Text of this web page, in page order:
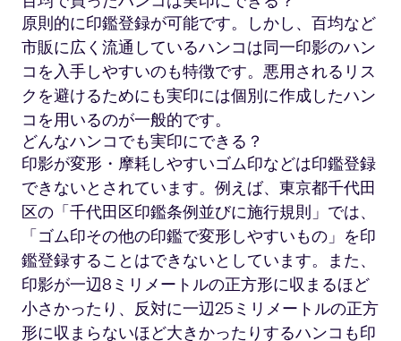
原則的に印鑑登録が可能です。しかし、百均など
市販に広く流通しているハンコは同一印影のハン
コを入手しやすいのも特徴です。悪用されるリス
クを避けるためにも実印には個別に作成したハン
コを用いるのが一般的です。
どんなハンコでも実印にできる？
印影が変形・摩耗しやすいゴム印などは印鑑登録
できないとされています。例えば、東京都千代田
区の「千代田区印鑑条例並びに施行規則」では、
「ゴム印その他の印鑑で変形しやすいもの」を印
鑑登録することはできないとしています。また、
印影が一辺8ミリメートルの正方形に収まるほど
小さかったり、反対に一辺25ミリメートルの正方
形に収まらないほど大きかったりするハンコも印